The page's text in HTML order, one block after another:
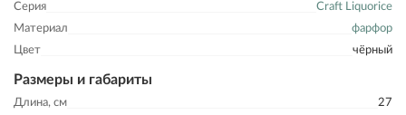
Серия
Craft Liquorice
Материал
фарфор
Цвет
чёрный
Размеры и габариты
Длина, см
27